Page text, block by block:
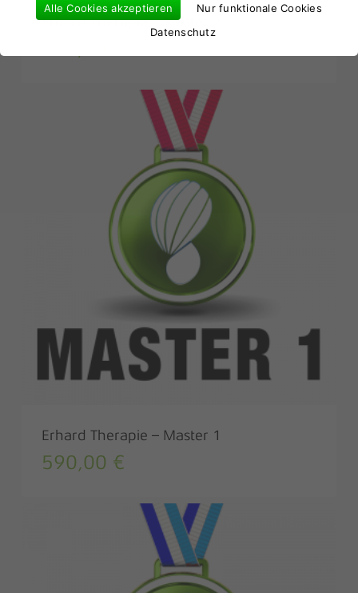
Erhard Therapie – Master 2
Erhard Therapie – Master 1
590,00 €
Alle Cookies akzeptieren
Nur funktionale Cookies
Datenschutz